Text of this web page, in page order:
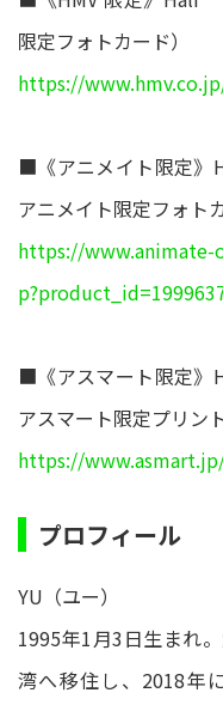
限定フォトカード）
https://
■《アニメイト限定
アニメイト限定フォト
https://
■《アスマート限定
アスマート限定プリン
https://
プロフィール
YU（ユー）
1995年1月3日生まれ
湾へ移住し、2018年